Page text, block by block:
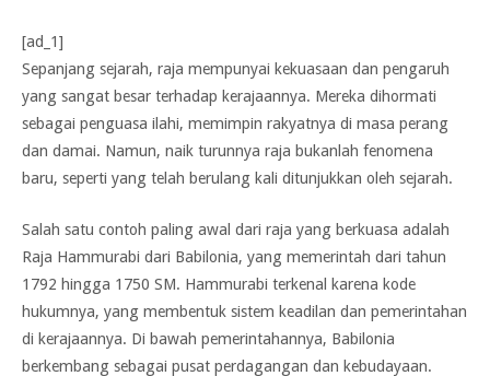
[ad_1]
Sepanjang sejarah, raja mempunyai kekuasaan dan pengaruh
yang sangat besar terhadap kerajaannya. Mereka dihormati
sebagai penguasa ilahi, memimpin rakyatnya di masa perang
dan damai. Namun, naik turunnya raja bukanlah fenomena
baru, seperti yang telah berulang kali ditunjukkan oleh sejarah.
Salah satu contoh paling awal dari raja yang berkuasa adalah
Raja Hammurabi dari Babilonia, yang memerintah dari tahun
1792 hingga 1750 SM. Hammurabi terkenal karena kode
hukumnya, yang membentuk sistem keadilan dan pemerintahan
di kerajaannya. Di bawah pemerintahannya, Babilonia
berkembang sebagai pusat perdagangan dan kebudayaan.